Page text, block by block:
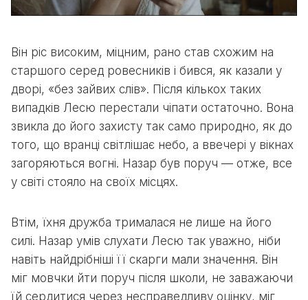
Він ріс високим, міцним, рано став схожим на
старшого серед ровесників і бився, як казали у
дворі, «без зайвих слів». Після кількох таких
випадків Лесю перестали чіпати остаточно. Вона
звикла до його захисту так само природно, як до
того, що вранці світлішає небо, а ввечері у вікнах
загоряються вогні. Назар був поруч — отже, все
у світі стояло на своїх місцях.
Втім, їхня дружба трималася не лише на його
силі. Назар умів слухати Лесю так уважно, ніби
навіть найдрібніші її скарги мали значення. Він
міг мовчки йти поруч після школи, не заважаючи
їй сердитися через несправедливу оцінку, міг